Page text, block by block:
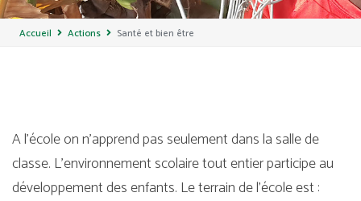
Accueil Actions Santé et bien être
A l’école on n’apprend pas seulement dans la salle de
classe. L’environnement scolaire tout entier participe au
développement des enfants. Le terrain de l’école est :